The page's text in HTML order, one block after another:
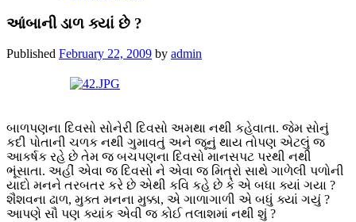
આંબાની ડાળ ક્યાં છે ?
Published February 22, 2009 by admin
બાળપણના દિવસો સોનેરી દિવસો અમથા નથી કહેવાતા. જેમ સોનું
કદી પોતાની ચળક નથી ગુમાવતું અને જૂનું થાય તોપણ એટલું જ
આકર્ષક રહે છે તેમ જ બચપણના દિવસો માનસપટ પરથી નથી
ભૂંસાતા. અહીં એવા જ દિવસો ને એવા જ મિત્રો સાથે ગાળેલી પળોની
યાદો મનને તરબતર કરે છે એથી કવિ કહે છે કે એ બધા ક્યાં ગયા ?
શૈશવના ઢાળ, મુક્ત મનના મુક્કા, એ ગાળાગાળી એ બધું ક્યાં ગયું ?
આપણે સૌ પણ ક્યાંક એવી જ કોઈ તલાશમાં નથી શું ?